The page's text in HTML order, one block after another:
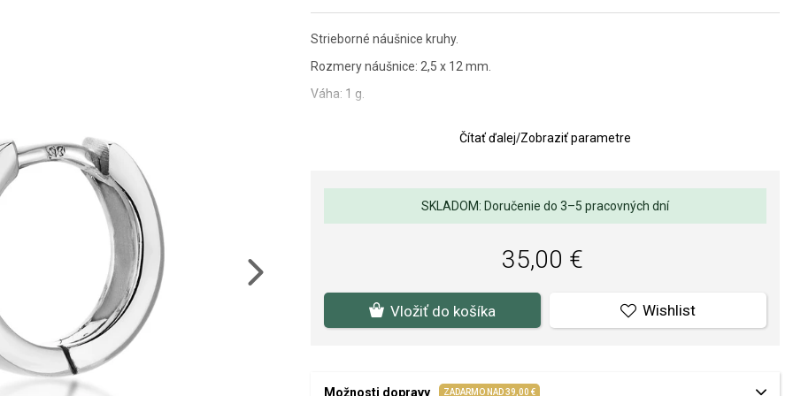
Strieborné náušnice kruhy.
Rozmery náušnice: 2,5 x 12 mm.
Váha: 1 g.
Čítať ďalej/Zobraziť parametre
SKLADOM: Doručenie do 3–5 pracovných dní
35,00 €
Vložiť do košíka Wishlist
Možnosti dopravy ZADARMO NAD 39,00 €